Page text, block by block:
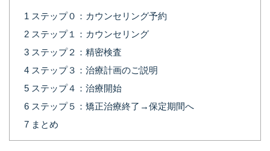
1 ステップ０：カウンセリング予約
2 ステップ１：カウンセリング
3 ステップ２：精密検査
4 ステップ３：治療計画のご説明
5 ステップ４：治療開始
6 ステップ５：矯正治療終了→保定期間へ
7 まとめ